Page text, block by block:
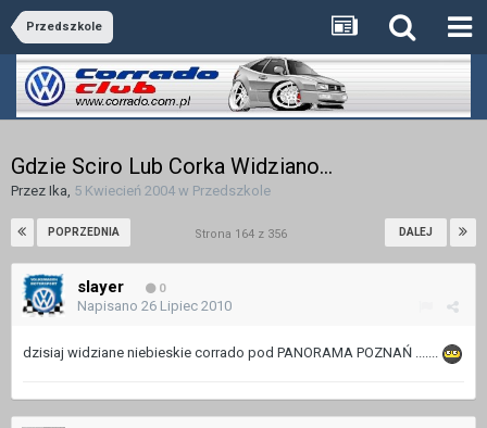
Przedszkole
Gdzie Sciro Lub Corka Widziano...
Przez Ika, 5 Kwiecień 2004 w Przedszkole
POPRZEDNIA DALEJ
Strona 164 z 356
slayer 0
Napisano 26 Lipiec 2010
dzisiaj widziane niebieskie corrado pod PANORAMA POZNAŃ .......